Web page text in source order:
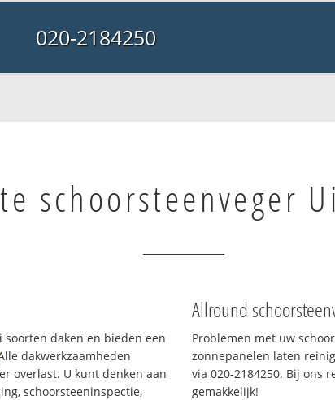
020-2184250
schoorsteenveger
soorten daken en bieden een
dakwerkzaamheden
overlast. U kunt denken aan
schoorsteeninspectie,
Allround
Problemen met uw
zonnepanelen laten
via 020-2184250. Bij ons
gemakkelijk!